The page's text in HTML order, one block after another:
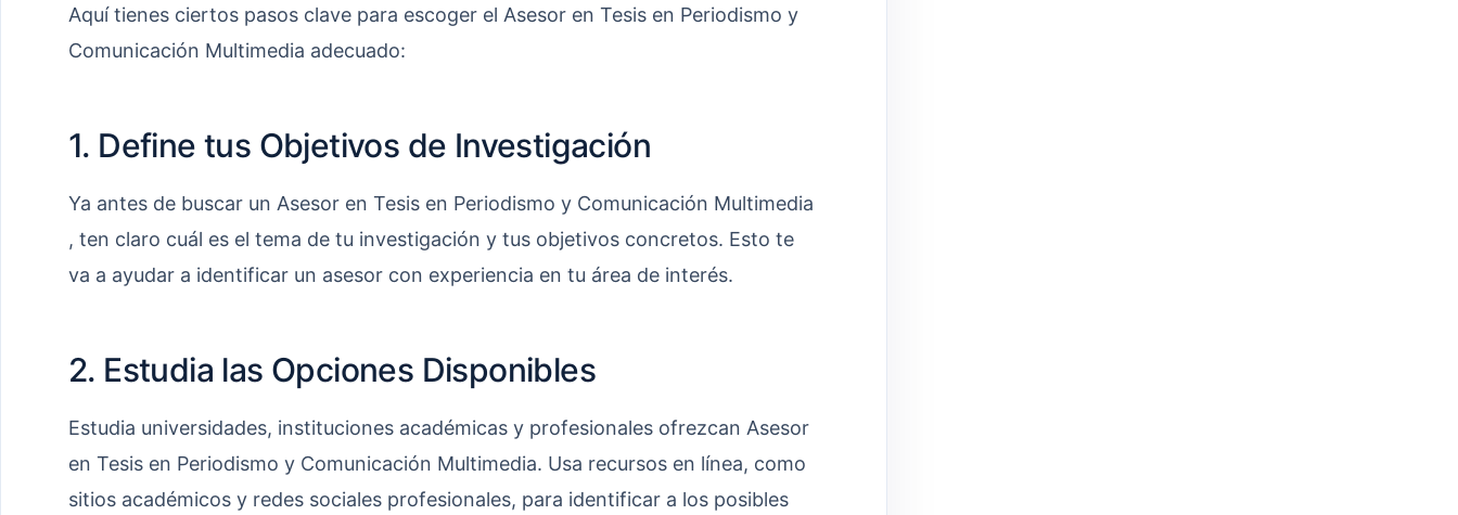
Aquí tienes ciertos pasos clave para escoger el Asesor en Tesis en Periodismo y
Comunicación Multimedia adecuado:
1. Define tus Objetivos de Investigación
Ya antes de buscar un Asesor en Tesis en Periodismo y Comunicación Multimedia
, ten claro cuál es el tema de tu investigación y tus objetivos concretos. Esto te
va a ayudar a identificar un asesor con experiencia en tu área de interés.
2. Estudia las Opciones Disponibles
Estudia universidades, instituciones académicas y profesionales ofrezcan Asesor
en Tesis en Periodismo y Comunicación Multimedia. Usa recursos en línea, como
sitios académicos y redes sociales profesionales, para identificar a los posibles